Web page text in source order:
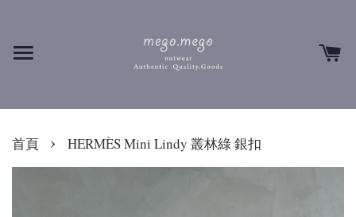
首頁 › HERMÈS Mini Lindy 叢林綠 銀扣